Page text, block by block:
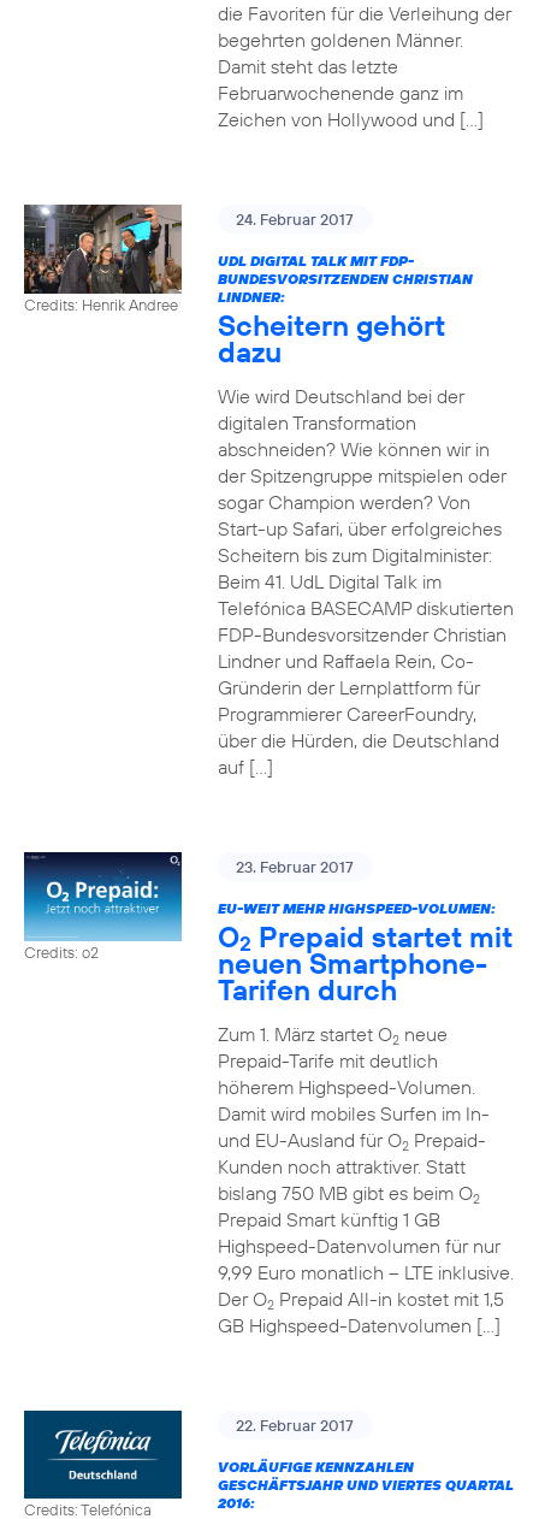
die Favoriten für die Verleihung der
begehrten goldenen Männer.
Damit steht das letzte
Februarwochenende ganz im
Zeichen von Hollywood und […]
Credits: Henrik Andree
24. Februar 2017
UDL DIGITAL TALK MIT FDP-
BUNDESVORSITZENDEN CHRISTIAN
LINDNER:
Scheitern gehört
dazu
Wie wird Deutschland bei der
digitalen Transformation
abschneiden? Wie können wir in
der Spitzengruppe mitspielen oder
sogar Champion werden? Von
Start-up Safari, über erfolgreiches
Scheitern bis zum Digitalminister:
Beim 41. UdL Digital Talk im
Telefónica BASECAMP diskutierten
FDP-Bundesvorsitzender Christian
Lindner und Raffaela Rein, Co-
Gründerin der Lernplattform für
Programmierer CareerFoundry,
über die Hürden, die Deutschland
auf […]
Credits: o2
23. Februar 2017
EU-WEIT MEHR HIGHSPEED-VOLUMEN:
O2 Prepaid startet mit
neuen Smartphone-
Tarifen durch
Zum 1. März startet O2neue
Prepaid-Tarife mit deutlich
höherem Highspeed-Volumen.
Damit wird mobiles Surfen im In-
und EU-Ausland für O2Prepaid-
Kunden noch attraktiver. Statt
bislang 750 MB gibt es beim O2
Prepaid Smart künftig 1 GB
Highspeed-Datenvolumen für nur
9,99 Euro monatlich – LTE inklusive.
Der O2Prepaid All-in kostet mit 1,5
GB Highspeed-Datenvolumen […]
Credits: Telefónica
22. Februar 2017
VORLÄUFIGE KENNZAHLEN
GESCHÄFTSJAHR UND VIERTES QUARTAL
2016: